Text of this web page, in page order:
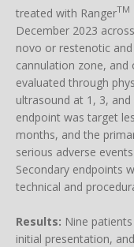
treated with RangerTM
December 2023
novo or restenotic
cannulation zone,
evaluated through
ultrasound at 1, 3,
endpoint was target
months, and the
serious adverse
Secondary endpoints
technical and
Results: Nine
initial presentation,